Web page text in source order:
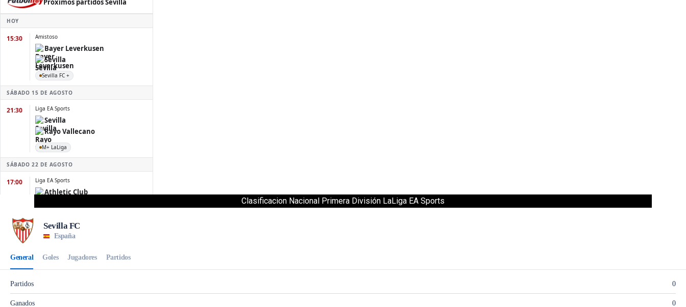
Clasificacion Nacional Primera División LaLiga EA Sports